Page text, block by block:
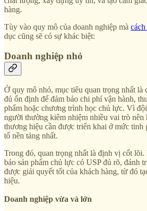
hàng.
Tùy vào quy mô của doanh nghiệp mà
dục cũng sẽ có sự khác biệt:
Doanh nghiệp nhỏ
Ở quy mô nhỏ, mục tiêu quan trọng nhất là
đủ ổn định để đảm bảo chi phí vận hành,
phẩm hoặc chương trình học chủ lực. Vì
người thường kiêm nhiệm nhiều vai trò nên
thương hiệu cần được triển khai ở mức tinh
tố nền tảng nhất.
Trong đó, quan trọng nhất là định vị cốt lõi.
bảo sản phẩm chủ lực có USP đủ rõ, đánh
được giải quyết tốt của khách hàng, từ đó
hiệu.
Doanh nghiệp vừa và lớn